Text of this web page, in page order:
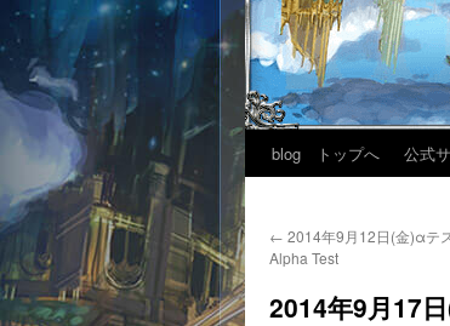
blog トップへ 公式
← 2014年9月12日(金)αテ
Alpha Test
2014年9月17